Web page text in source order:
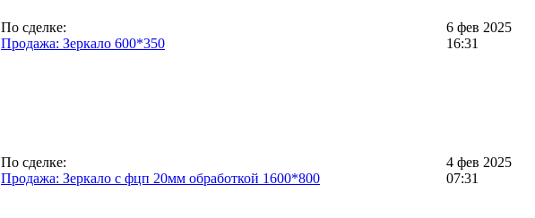
По сделке:
Продажа: Зеркало 600*350
6 фев 2025
16:31
По сделке:
Продажа: Зеркало с фцп 20мм обработкой 1600*800
4 фев 2025
07:31